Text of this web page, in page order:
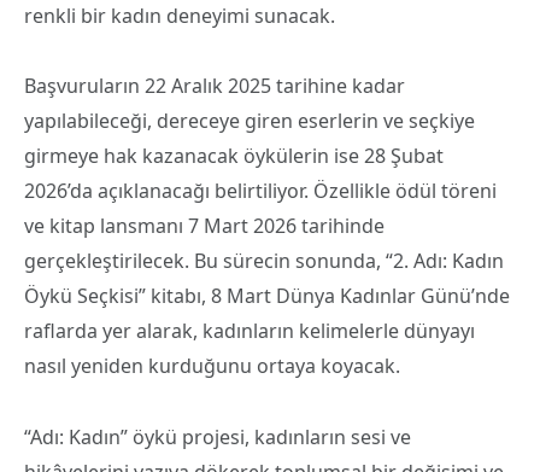
renkli bir kadın deneyimi sunacak.
Başvuruların 22 Aralık 2025 tarihine kadar
yapılabileceği, dereceye giren eserlerin ve seçkiye
girmeye hak kazanacak öykülerin ise 28 Şubat
2026’da açıklanacağı belirtiliyor. Özellikle ödül töreni
ve kitap lansmanı 7 Mart 2026 tarihinde
gerçekleştirilecek. Bu sürecin sonunda, “2. Adı: Kadın
Öykü Seçkisi” kitabı, 8 Mart Dünya Kadınlar Günü’nde
raflarda yer alarak, kadınların kelimelerle dünyayı
nasıl yeniden kurduğunu ortaya koyacak.
“Adı: Kadın” öykü projesi, kadınların sesi ve